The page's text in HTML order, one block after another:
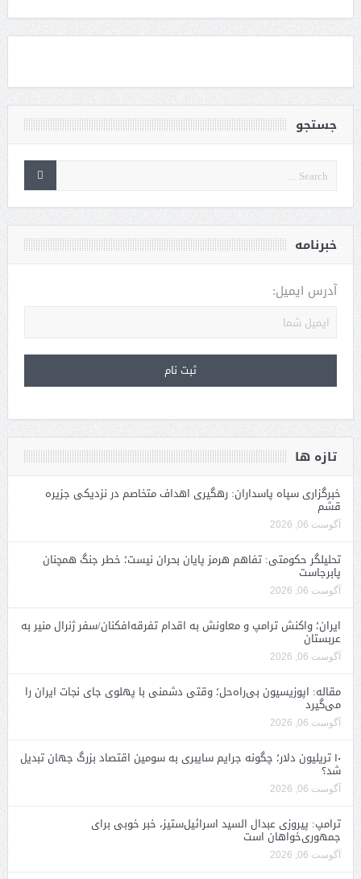
جستجو
خبرنامه
آدرس ایمیل:
تازه ها
خبرگزاری سپاه پاسداران: رهگیری اهداف متخاصم در نزدیکی جزیره
قشم
آگوست 06, 2026
تحلیلگر حکومتی: تفاهم هرمز پایان بحران نیست؛ خطر جنگ همچنان
پابرجاست
آگوست 06, 2026
ایران؛ واکنش ترامپ و معاونش به اقدام تفرقه‌افکنان/سفر ژنرال منیر به
عربستان
آگوست 06, 2026
مقاله: اپوزیسیون بی‌راه‌حل؛ وقتی دشمنی با پهلوی جای نجات ایران را
می‌گیرد
آگوست 06, 2026
۱۰ تریلیون دلار؛ چگونه جرایم سایبری به سومین اقتصاد بزرگ جهان تبدیل
شد؟
آگوست 06, 2026
ترامپ: پیروزی عبدال السید اسرائیل‌ستیز، خبر خوبی برای
جمهوری‌خواهان است
آگوست 06, 2026